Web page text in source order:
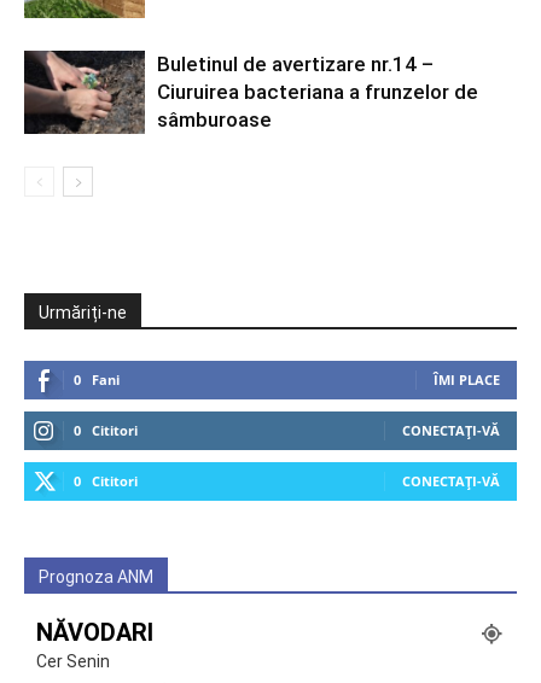
Buletinul de avertizare nr.14 –
Ciuruirea bacteriana a frunzelor de
sâmburoase
Urmăriți-ne
0 Fani ÎMI PLACE
0 Cititori CONECTAȚI-VĂ
0 Cititori CONECTAȚI-VĂ
Prognoza ANM
NĂVODARI
Cer Senin